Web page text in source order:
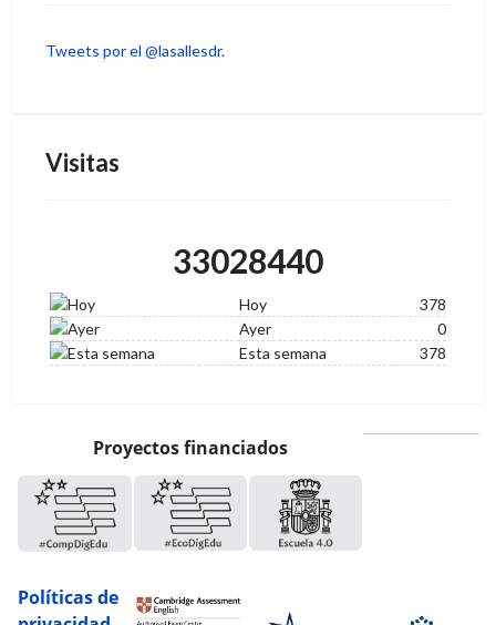
Tweets por el @lasallesdr.
Visitas
33028440
Hoy
378
Ayer
0
Esta semana
378
Proyectos financiados
Políticas de